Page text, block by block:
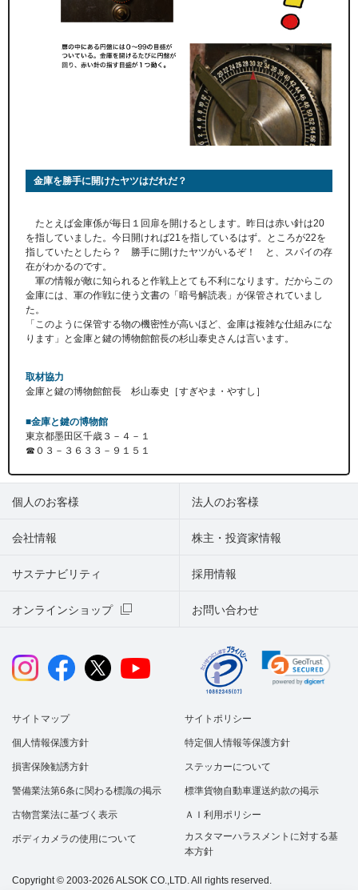
金庫を勝手に開けたヤツはだれだ？
たとえば金庫係が毎日１回扉を開けるとします。昨日は赤い針は20
を指していました。今日開ければ21を指しているはず。ところが22を
指していたとしたら？ 勝手に開けたヤツがいるぞ！ と、スパイの存
在がわかるのです。
軍の情報が敵に知られると作戦上とても不利になります。だからこの
金庫には、軍の作戦に使う文書の「暗号解読表」が保管されていまし
た。
「このように保管する物の機密性が高いほど、金庫は複雑な仕組みにな
ります」と金庫と鍵の博物館館長の杉山泰史さんは言います。
取材協力
金庫と鍵の博物館館長 杉山泰史［すぎやま・やすし］
■金庫と鍵の博物館
東京都墨田区千歳３－４－１
☎０３－３６３３－９１５１
個人のお客様 法人のお客様
会社情報 株主・投資家情報
サステナビリティ
オンラインショップ お問い合わせ
採用情報
サイトマップ サイトポリシー
個人情報保護方針 特定個人情報等保護方針
損害保険勧誘方針 ステッカーについて
警備業法第6条に関わる標識の掲示 標準貨物自動車運送約款の掲示
古物営業法に基づく表示 ＡＩ利用ポリシー
ボディカメラの使用について
カスタマーハラスメントに対する基
本方針
Copyright © 2003-2026 ALSOK CO.,LTD. All rights reserved.